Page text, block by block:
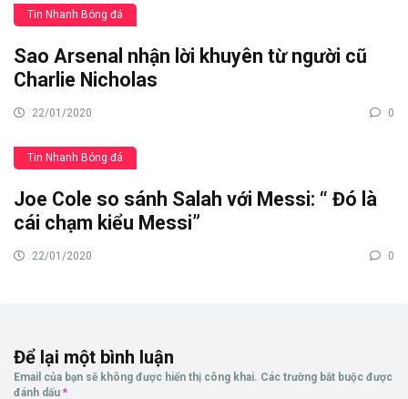
Tin Nhanh Bóng đá
Sao Arsenal nhận lời khuyên từ người cũ
Charlie Nicholas
22/01/2020 0
Tin Nhanh Bóng đá
Joe Cole so sánh Salah với Messi: “ Đó là
cái chạm kiểu Messi”
22/01/2020 0
Để lại một bình luận
Email của bạn sẽ không được hiển thị công khai. Các trường bắt buộc được
đánh dấu *